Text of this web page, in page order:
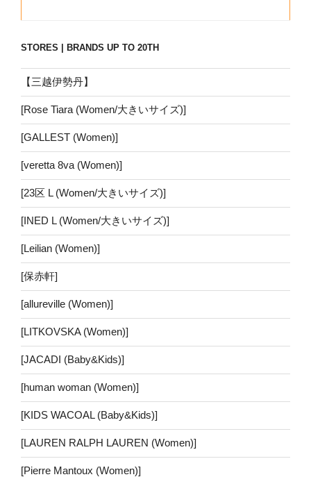
STORES | BRANDS UP TO 20TH
【三越伊勢丹】
[Rose Tiara (Women/大きいサイズ)]
[GALLEST (Women)]
[veretta 8va (Women)]
[23区 L (Women/大きいサイズ)]
[INED L (Women/大きいサイズ)]
[Leilian (Women)]
[保赤軒]
[allureville (Women)]
[LITKOVSKA (Women)]
[JACADI (Baby&Kids)]
[human woman (Women)]
[KIDS WACOAL (Baby&Kids)]
[LAUREN RALPH LAUREN (Women)]
[Pierre Mantoux (Women)]